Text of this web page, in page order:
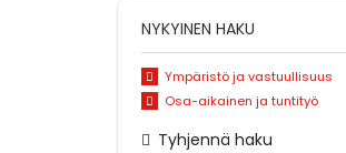
NYKYINEN HAKU
Ympäristö ja vastuullisuus
Osa-aikainen ja tuntityö
Tyhjennä haku